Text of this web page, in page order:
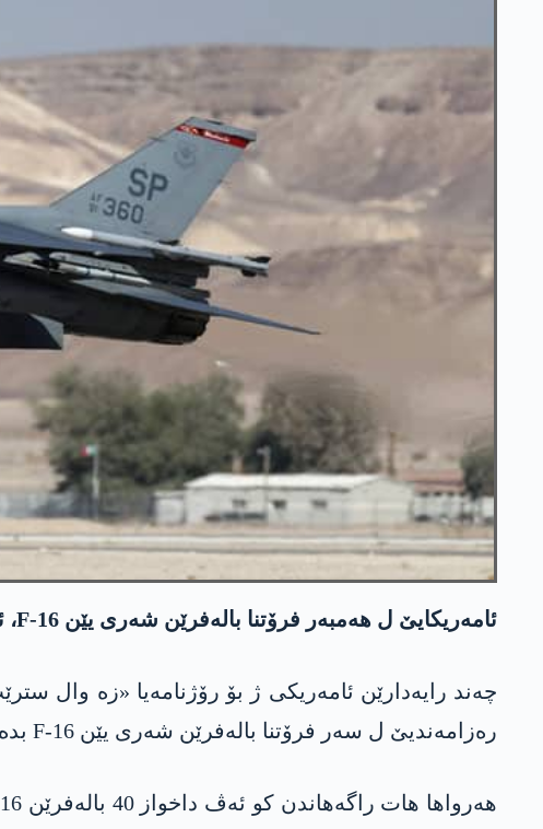
ئامەریکایێ ل ھەمبەر فرۆتنا بالەفرێن شەری یێن F-16، ئەندامەتیا سوێد و فینلاندایێ بۆ ناتۆیێ، وەک مەرج ل بەر ترکیێ دانیە.
رەزامەندیێ ل سەر فرۆتنا بالەفرێن شەری یێن F-16 بدە ترکیێ.